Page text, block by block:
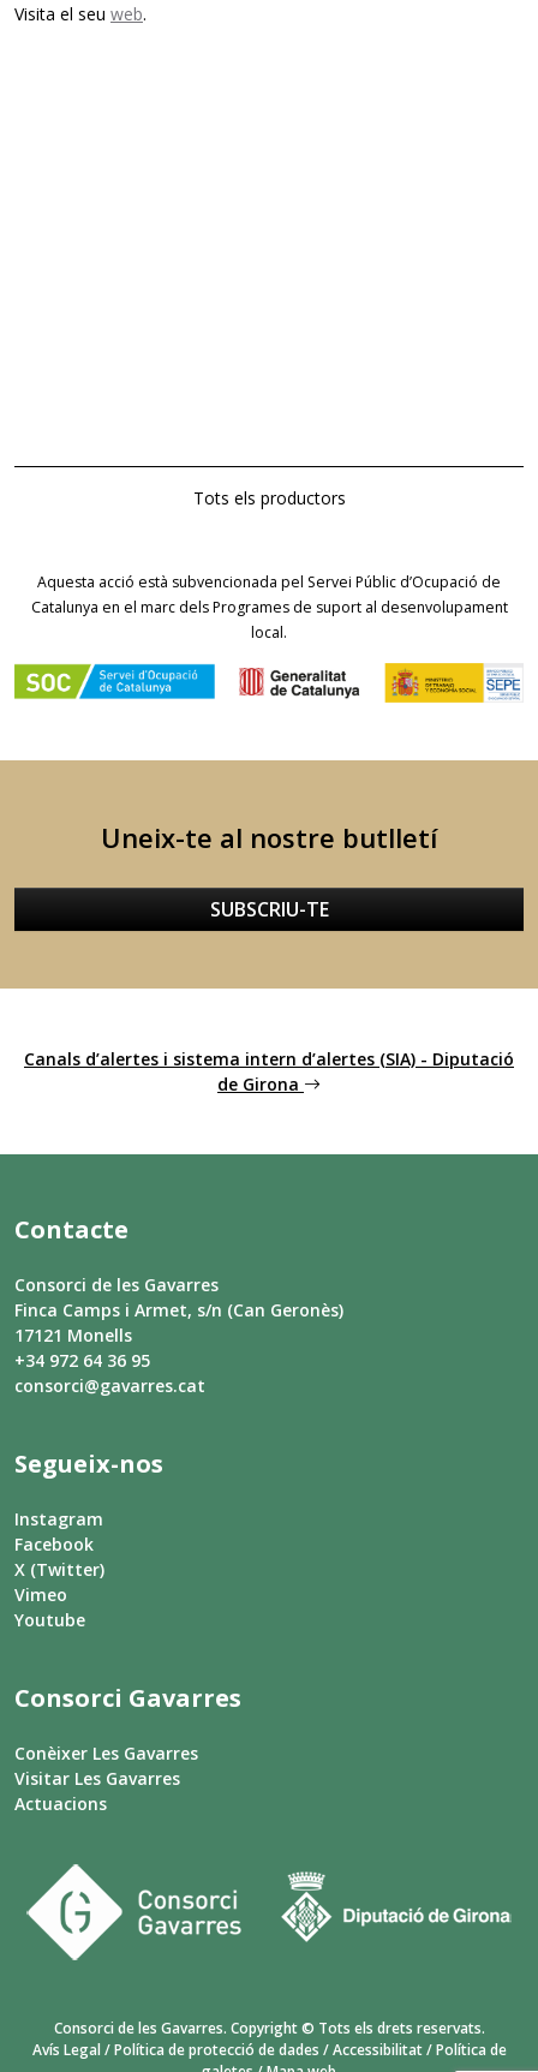
Visita el seu web.
Tots els productors
Aquesta acció està subvencionada pel Servei Públic d’Ocupació de
Catalunya en el marc dels Programes de suport al desenvolupament
local.
Uneix-te al nostre butlletí
SUBSCRIU-TE
Canals d’alertes i sistema intern d’alertes (SIA) - Diputació
de Girona
Contacte
Consorci de les Gavarres
Finca Camps i Armet, s/n (Can Geronès)
17121 Monells
+34 972 64 36 95
consorci@gavarres.cat
Segueix-nos
Instagram
Facebook
X (Twitter)
Vimeo
Youtube
Consorci Gavarres
Conèixer Les Gavarres
Visitar Les Gavarres
Actuacions
Consorci de les Gavarres. Copyright © Tots els drets reservats.
Avís Legal /Política de protecció de dades /Accessibilitat/Política de